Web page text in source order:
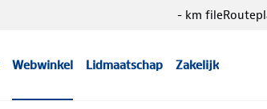
Webwinkel Lidmaatschap Zakelijk
- km file